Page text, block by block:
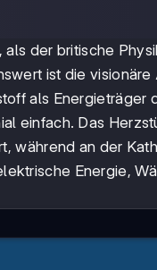
als der britische
ist die visionäre
als Energieträger
einfach. Das
während an der
Energie,